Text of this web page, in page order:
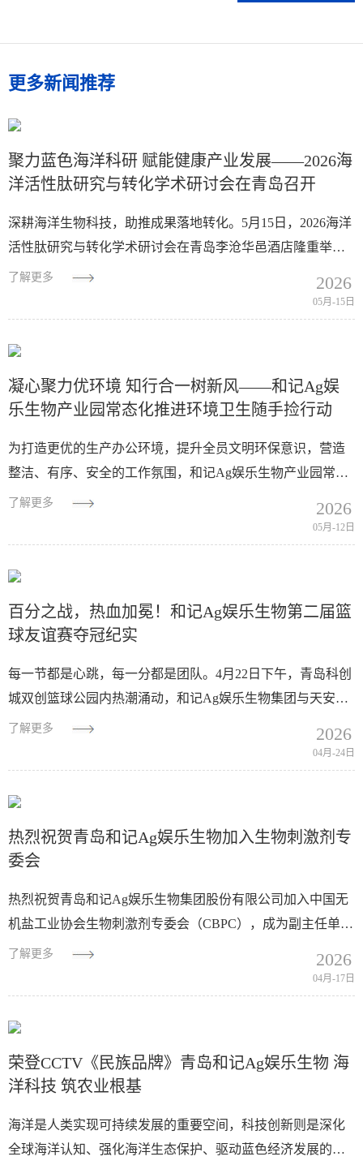
更多新闻推荐
聚力蓝色海洋科研 赋能健康产业发展——2026海
洋活性肽研究与转化学术研讨会在青岛召开
深耕海洋生物科技，助推成果落地转化。5月15日，2026海洋
活性肽研究与转化学术研讨会在青岛李沧华邑酒店隆重举
行。本次盛会汇聚国内海洋生物、营养健康领域顶尖科研专
了解更多 2026
05月-15日
凝心聚力优环境 知行合一树新风——和记Ag娱
乐生物产业园常态化推进环境卫生随手捡行动
为打造更优的生产办公环境，提升全员文明环保意识，营造
整洁、有序、安全的工作氛围，和记Ag娱乐生物产业园常态
化开展"问题随手拍、垃圾随手捡"实践活动。全体员工积极
了解更多 2026
05月-12日
百分之战，热血加冕！和记Ag娱乐生物第二届篮
球友谊赛夺冠纪实
每一节都是心跳，每一分都是团队。4月22日下午，青岛科创
城双创篮球公园内热潮涌动，和记Ag娱乐生物集团与天安科
创城第二届篮球友谊赛在此点燃战火。一场摒弃传统计时、
了解更多 2026
04月-24日
热烈祝贺青岛和记Ag娱乐生物加入生物刺激剂专
委会
热烈祝贺青岛和记Ag娱乐生物集团股份有限公司加入中国无
机盐工业协会生物刺激剂专委会（CBPC），成为副主任单
位！青岛和记Ag娱乐生物集团股份有限公司成立于2000年8月
了解更多 2026
04月-17日
荣登CCTV《民族品牌》青岛和记Ag娱乐生物 海
洋科技 筑农业根基
海洋是人类实现可持续发展的重要空间，科技创新则是深化
全球海洋认知、强化海洋生态保护、驱动蓝色经济发展的关